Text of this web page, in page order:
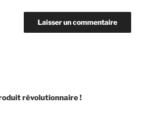
révolutionnaire !